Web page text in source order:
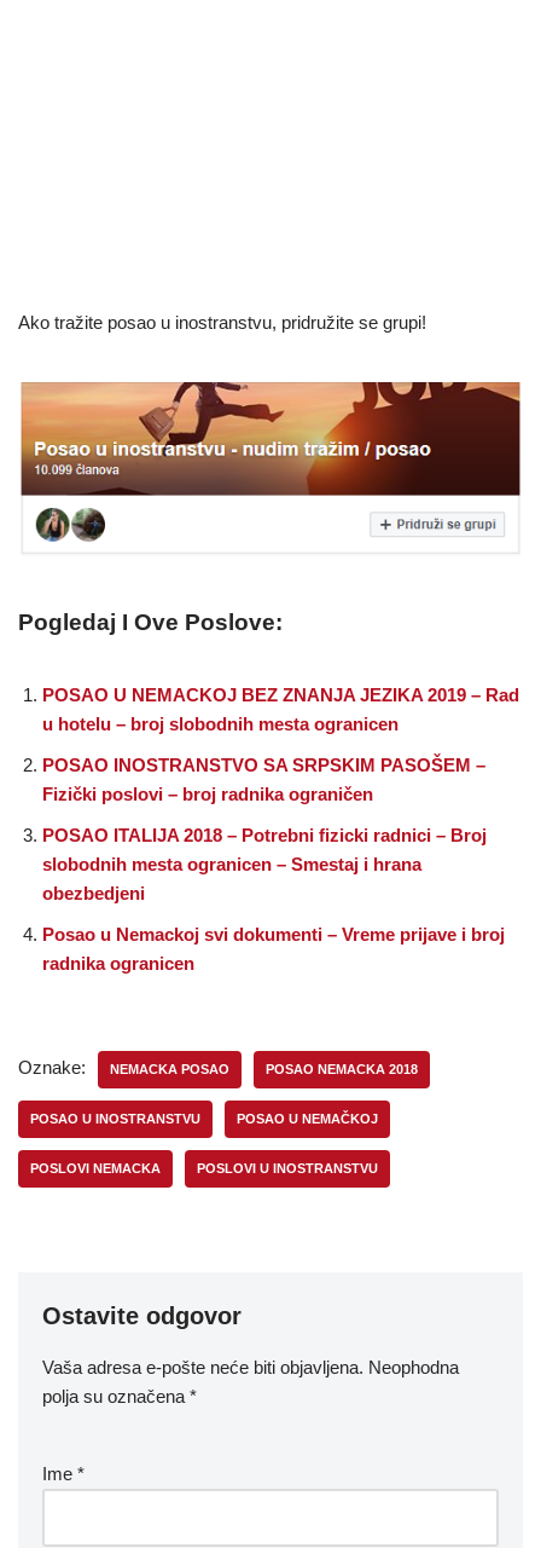
Ako tražite posao u inostranstvu, pridružite se grupi!
Pogledaj I Ove Poslove:
POSAO U NEMACKOJ BEZ ZNANJA JEZIKA 2019 – Rad
u hotelu – broj slobodnih mesta ogranicen
POSAO INOSTRANSTVO SA SRPSKIM PASOŠEM –
Fizički poslovi – broj radnika ograničen
POSAO ITALIJA 2018 – Potrebni fizicki radnici – Broj
slobodnih mesta ogranicen – Smestaj i hrana
obezbedjeni
Posao u Nemackoj svi dokumenti – Vreme prijave i broj
radnika ogranicen
Oznake: NEMACKA POSAO POSAO NEMACKA 2018
POSAO U INOSTRANSTVU POSAO U NEMAČKOJ
POSLOVI NEMACKA POSLOVI U INOSTRANSTVU
Ostavite odgovor
Vaša adresa e-pošte neće biti objavljena. Neophodna
polja su označena *
Ime *